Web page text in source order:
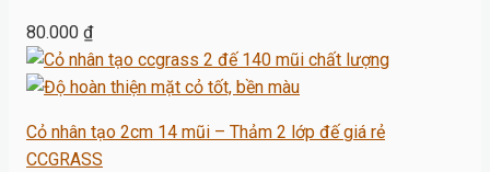
80.000 ₫
Cỏ nhân tạo 2cm 14 mũi – Thảm 2 lớp đế giá rẻ
CCGRASS